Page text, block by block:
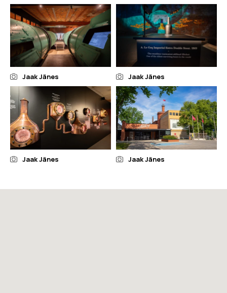
Jaak Jänes Jaak Jänes
Jaak Jänes Jaak Jänes